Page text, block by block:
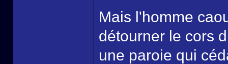
Mais l'homme
détourner le cors
une paroie qui